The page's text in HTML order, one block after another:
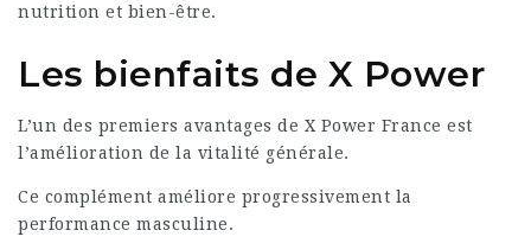
nutrition et bien-être.
Les bienfaits de X Power
L’un des premiers avantages de X Power France est
l’amélioration de la vitalité générale.
Ce complément améliore progressivement la
performance masculine.